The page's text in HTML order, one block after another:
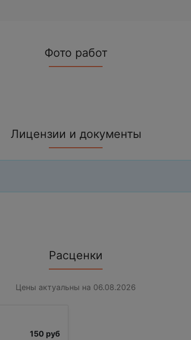
Фото работ
Лицензии и документы
Расценки
Цены актуальны на 06.08.2026
150 руб